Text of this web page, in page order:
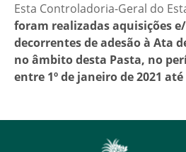
Esta Controladoria-Geral do
foram realizadas aquisições
decorrentes de adesão à Ata
no âmbito desta Pasta, no
entre 1º de janeiro de 2021